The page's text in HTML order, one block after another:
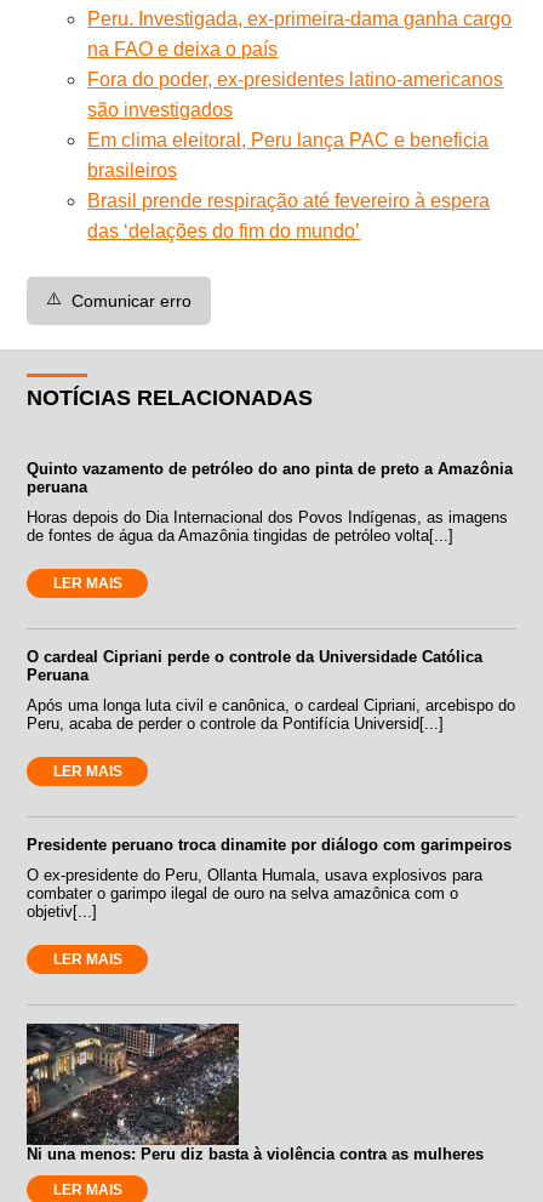
Peru. Investigada, ex-primeira-dama ganha cargo
na FAO e deixa o país
Fora do poder, ex-presidentes latino-americanos
são investigados
Em clima eleitoral, Peru lança PAC e beneficia
brasileiros
Brasil prende respiração até fevereiro à espera
das ‘delações do fim do mundo’
⚠️ Comunicar erro
NOTÍCIAS RELACIONADAS
Quinto vazamento de petróleo do ano pinta de preto a Amazônia
peruana
Horas depois do Dia Internacional dos Povos Indígenas, as imagens
de fontes de água da Amazônia tingidas de petróleo volta[...]
LER MAIS
O cardeal Cipriani perde o controle da Universidade Católica
Peruana
Após uma longa luta civil e canônica, o cardeal Cipriani, arcebispo do
Peru, acaba de perder o controle da Pontifícia Universid[...]
LER MAIS
Presidente peruano troca dinamite por diálogo com garimpeiros
O ex-presidente do Peru, Ollanta Humala, usava explosivos para
combater o garimpo ilegal de ouro na selva amazônica com o
objetiv[...]
LER MAIS
Ni una menos: Peru diz basta à violência contra as mulheres
LER MAIS